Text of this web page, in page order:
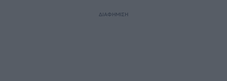
ΔΙΑΦΗΜΙΣΗ